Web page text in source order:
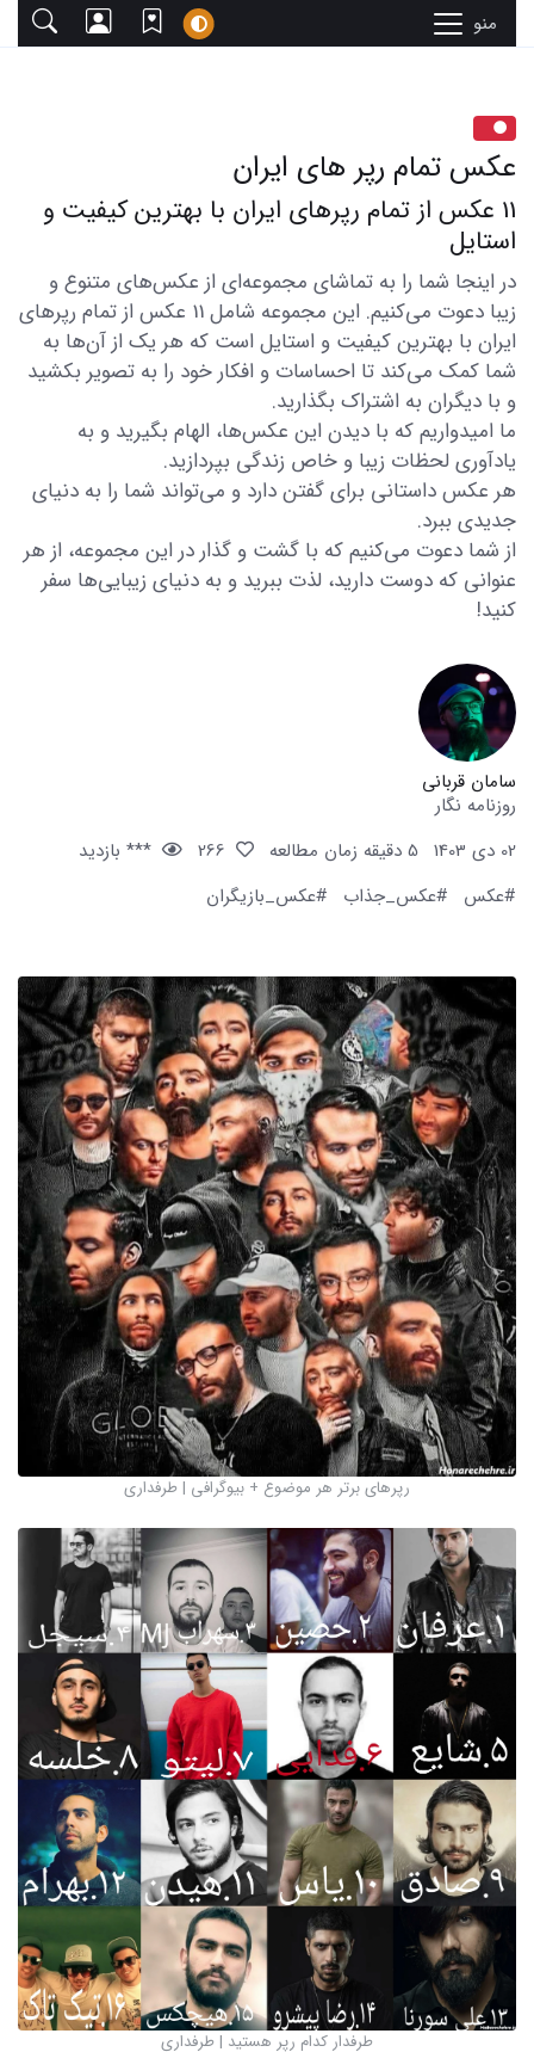
منو
عکس تمام رپر های ایران
11 عکس از تمام رپرهای ایران با بهترین کیفیت و
استایل
در اینجا شما را به تماشای مجموعه‌ای از عکس‌های متنوع و
زیبا دعوت می‌کنیم. این مجموعه شامل 11 عکس از تمام رپرهای
ایران با بهترین کیفیت و استایل است که هر یک از آن‌ها به
شما کمک می‌کند تا احساسات و افکار خود را به تصویر بکشید
و با دیگران به اشتراک بگذارید.
ما امیدواریم که با دیدن این عکس‌ها، الهام بگیرید و به
یادآوری لحظات زیبا و خاص زندگی بپردازید.
هر عکس داستانی برای گفتن دارد و می‌تواند شما را به دنیای
جدیدی ببرد.
از شما دعوت می‌کنیم که با گشت و گذار در این مجموعه، از هر
عنوانی که دوست دارید، لذت ببرید و به دنیای زیبایی‌ها سفر
کنید!
سامان قربانی
روزنامه نگار
02 دی 1403
5 دقیقه زمان مطالعه
*** بازدید
#عکس
#عکس_جذاب #عکس_بازیگران
رپرهای برتر هر موضوع + بیوگرافی | طرفداری
طرفدار کدام رپر هستید | طرفداری